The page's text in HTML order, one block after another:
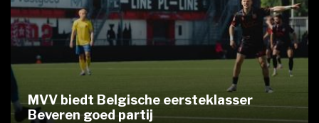
MVV biedt Belgische eersteklasser
Beveren goed partij